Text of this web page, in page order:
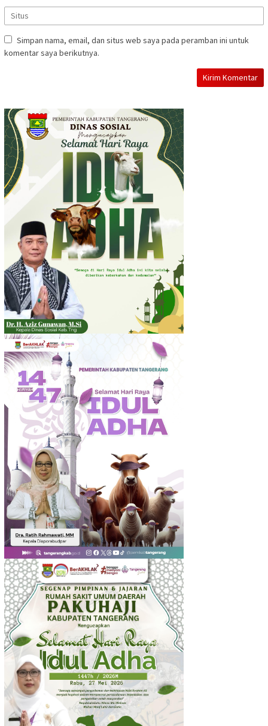
Simpan nama, email, dan situs web saya pada peramban ini untuk
komentar saya berikutnya.